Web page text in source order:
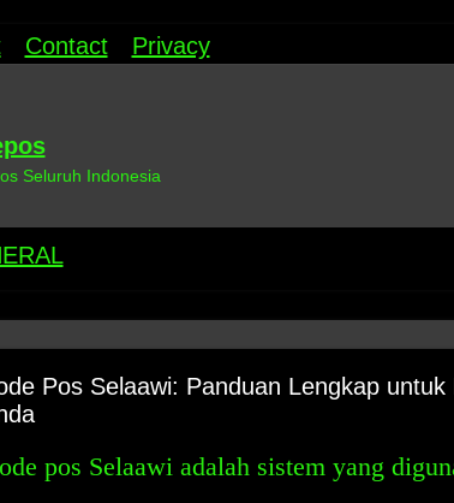
Contact Privacy
Seluruh Indonesia
Pos Selaawi: Panduan Lengkap
pos Selaawi adalah sistem yang